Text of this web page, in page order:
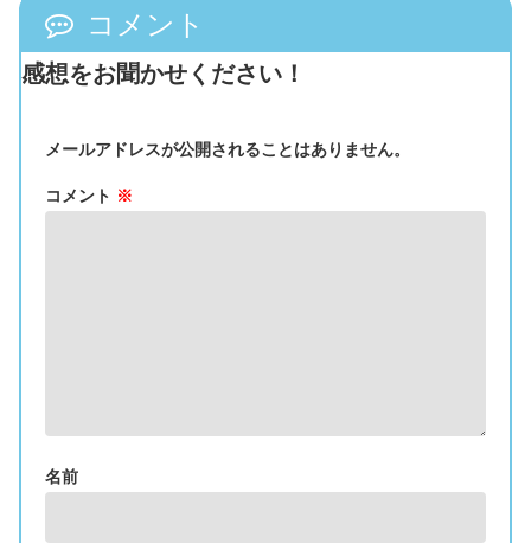
コメント
感想をお聞かせください！
メールアドレスが公開されることはありません。
コメント ※
名前